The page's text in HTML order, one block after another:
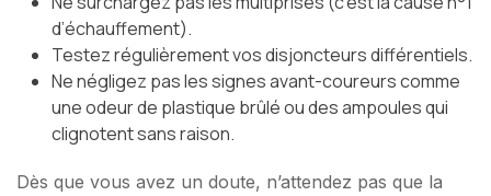
d’échauffement).
Testez régulièrement vos disjoncteurs différentiels.
Ne négligez pas les signes avant-coureurs comme
une odeur de plastique brûlé ou des ampoules qui
clignotent sans raison.
Dès que vous avez un doute, n’attendez pas que la